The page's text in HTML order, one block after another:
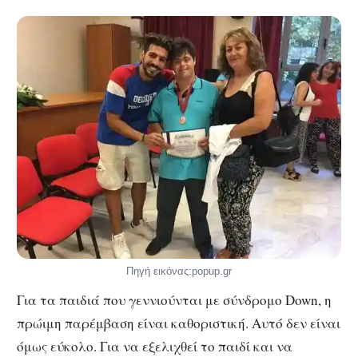
Πηγή εικόνας:popup.gr
Για τα παιδιά που γεννιούνται με σύνδρομο Down, η
πρώιμη παρέμβαση είναι καθοριστική. Αυτό δεν είναι
όμως εύκολο. Για να εξελιχθεί το παιδί και να